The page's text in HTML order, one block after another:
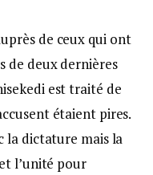
de ceux qui ont
de deux dernières
est traité de
étaient pires.
la dictature mais la
l’unité pour